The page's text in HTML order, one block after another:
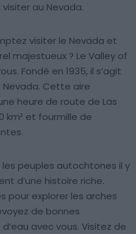
au Nevada.
visiter le Nevada et
majestueux ? Le Valley of
Fondé en 1935, il s’agit
Nevada. Cette aire
heure de route de Las
km² et fourmille de
peuples autochtones il y
d’une histoire riche.
pour explorer les arches
de bonnes
avec vous. Visitez de